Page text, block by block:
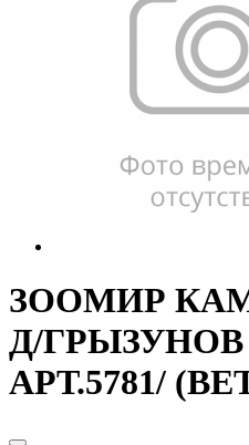
ЗООМИР
Д/
АРТ.5781/